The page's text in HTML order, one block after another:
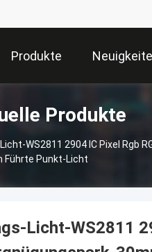
Produkte
Produkte
WS2811 2904 IC Pixel Rgb
Führte Punkt-Licht
Licht-WS2811